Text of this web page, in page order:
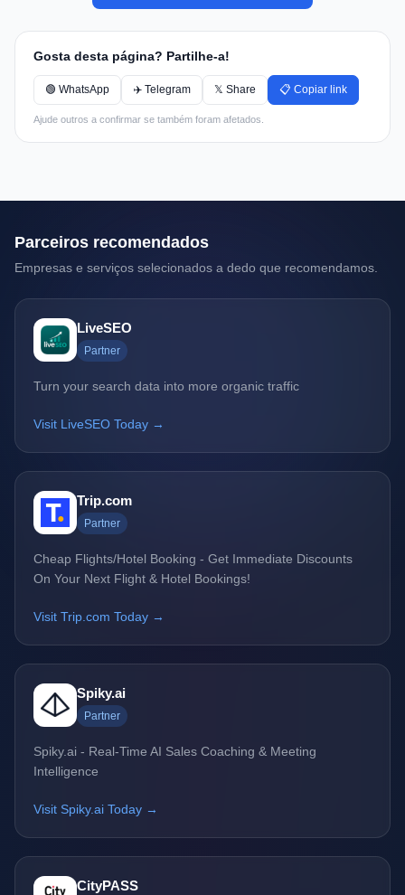
Gosta desta página? Partilhe-a!
🟢 WhatsApp ✈️ Telegram 𝕏 Share 📋 Copiar link
Ajude outros a confirmar se também foram afetados.
Parceiros recomendados
Empresas e serviços selecionados a dedo que recomendamos.
LiveSEO
Partner
Turn your search data into more organic traffic
Visit LiveSEO Today →
Trip.com
Partner
Cheap Flights/Hotel Booking - Get Immediate Discounts
On Your Next Flight & Hotel Bookings!
Visit Trip.com Today →
Spiky.ai
Partner
Spiky.ai - Real-Time AI Sales Coaching & Meeting
Intelligence
Visit Spiky.ai Today →
CityPASS